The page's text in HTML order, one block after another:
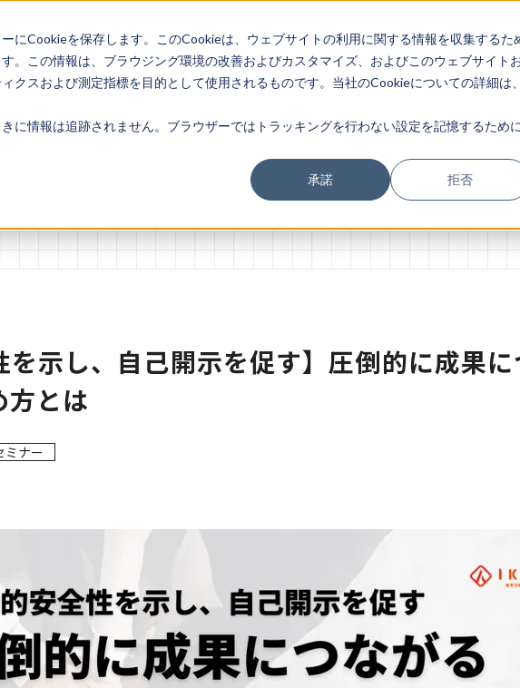
にCookieを保存します。このCookieは、ウェブサイトの利用に関する情報を収集するた
。この情報は、ブラウジング環境の改善およびカスタマイズ、およびこのウェブサイト
クスおよび測定指標を目的として使用されるものです。当社のCookieについての詳細は、
に情報は追跡されません。ブラウザーではトラッキングを行わない設定を記憶するため
承諾 拒否
なし
案内
一覧
の声
ナー
せ
セミナー
を示し、自己開示を促す】圧倒的に成果
方とは
ミナー